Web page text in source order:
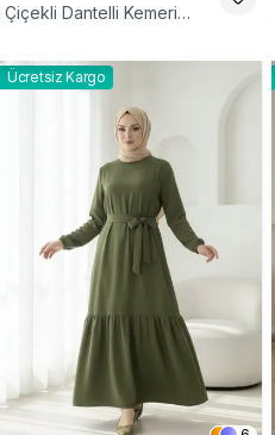
Çiçekli Dantelli Kemeri
Ücretsiz Kargo